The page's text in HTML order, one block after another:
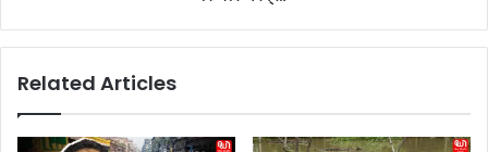
পা
নি
s
Related Articles